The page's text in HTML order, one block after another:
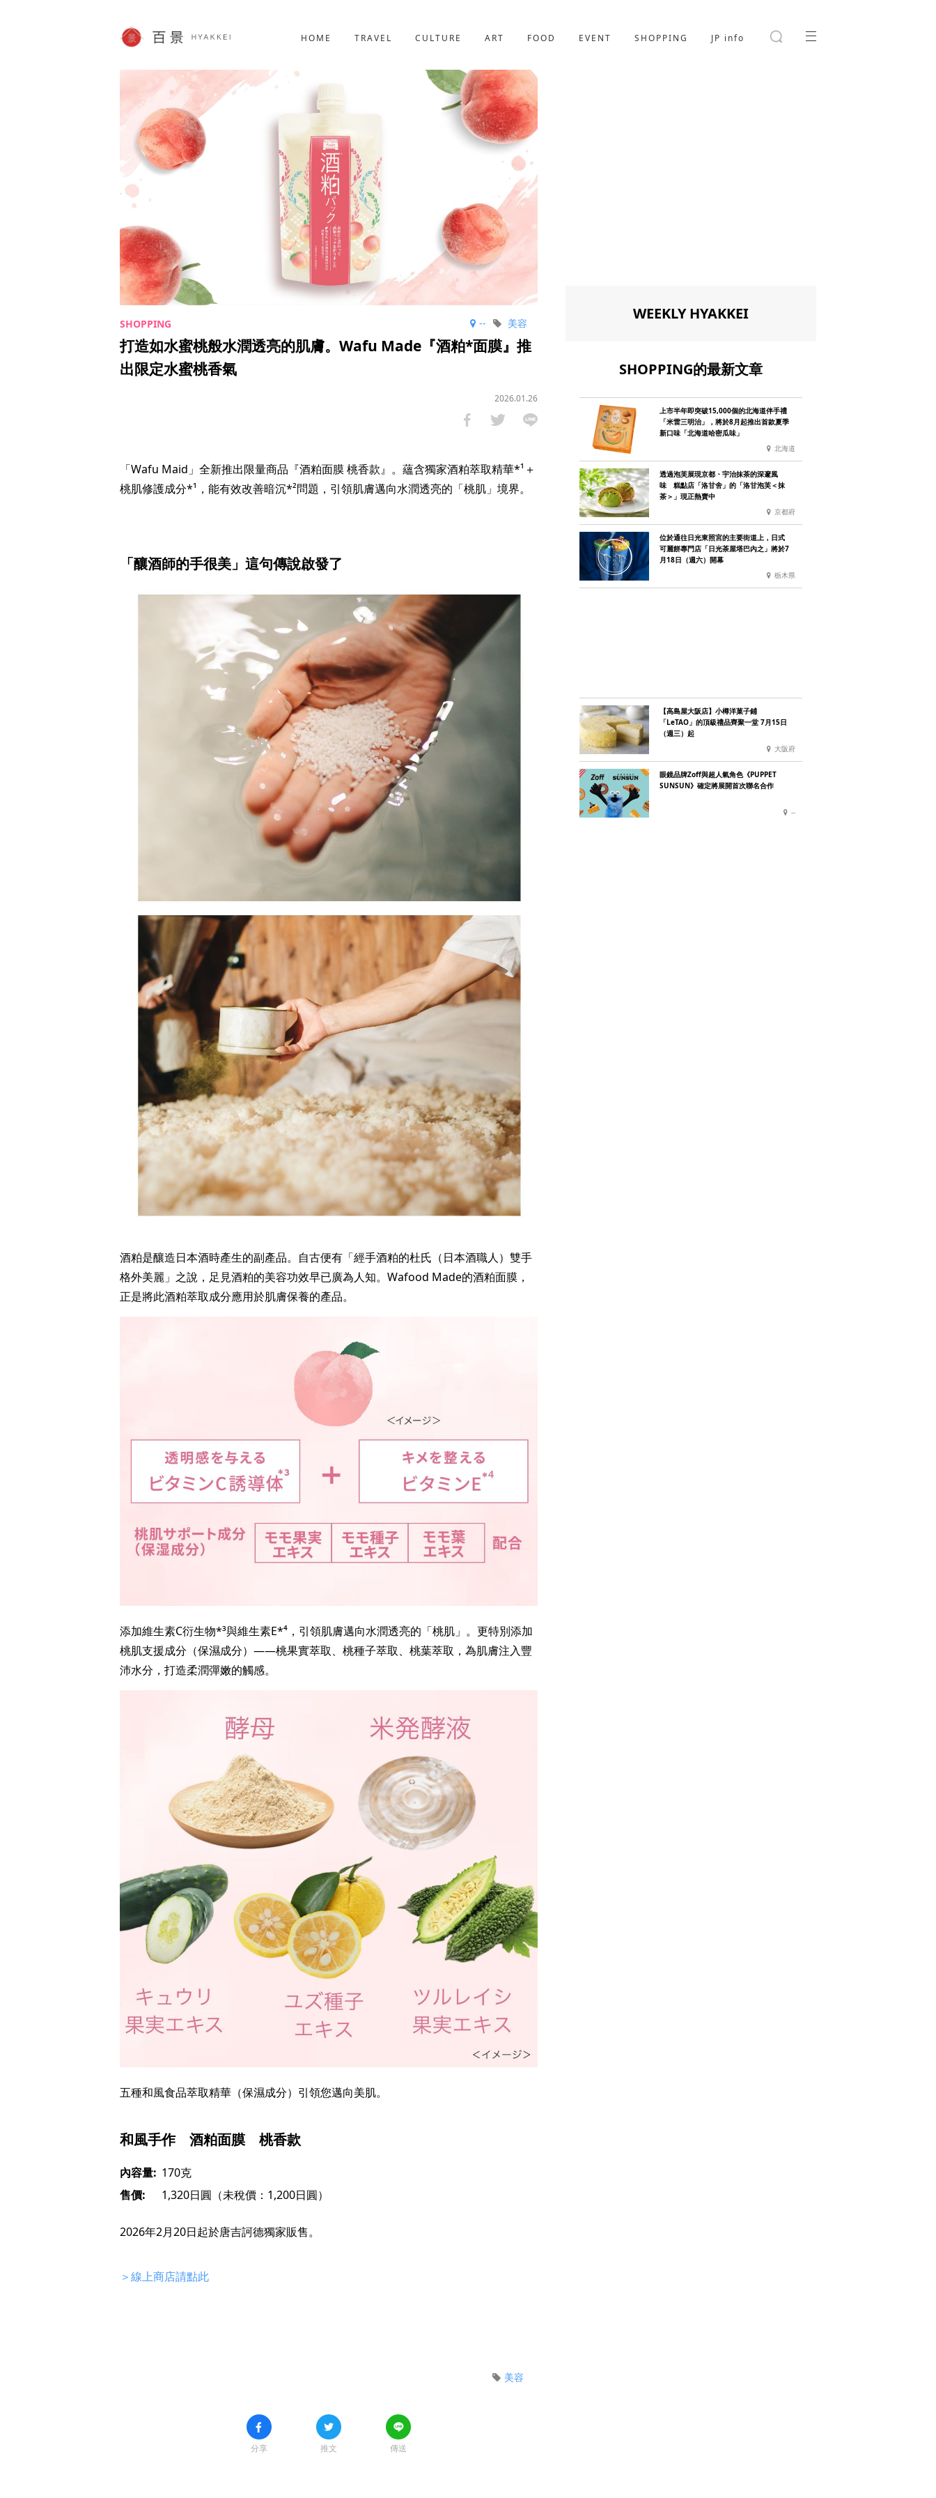
HOME TRAVEL CULTURE ART FOOD EVENT SHOPPING JP info
SHOPPING
JP info
-- 美容
打造如水蜜桃般水潤透亮的肌膚。Wafu Made『酒粕*面膜』推
出限定水蜜桃香氣
2026.01.26
「Wafu Maid」全新推出限量商品『酒粕面膜 桃香款』。蘊含獨家酒粕萃取精華*¹＋
桃肌修護成分*¹，能有效改善暗沉*²問題，引領肌膚邁向水潤透亮的「桃肌」境界。
「釀酒師的手很美」這句傳說啟發了
酒粕是釀造日本酒時產生的副產品。自古便有「經手酒粕的杜氏（日本酒職人）雙手
格外美麗」之說，足見酒粕的美容功效早已廣為人知。Wafood Made的酒粕面膜，
正是將此酒粕萃取成分應用於肌膚保養的產品。
添加維生素C衍生物*³與維生素E*⁴，引領肌膚邁向水潤透亮的「桃肌」。更特別添加
桃肌支援成分（保濕成分）——桃果實萃取、桃種子萃取、桃葉萃取，為肌膚注入豐
沛水分，打造柔潤彈嫩的觸感。
五種和風食品萃取精華（保濕成分）引領您邁向美肌。
和風手作 酒粕面膜 桃香款
內容量: 170克
售價:
1,320日圓（未稅價：1,200日圓）
2026年2月20日起於唐吉訶德獨家販售。
＞線上商店請點此
美容
分享 推文 傳送
WEEKLY HYAKKEI
SHOPPING的最新文章
上市半年即突破15,000個的北海道伴手禮
「米雷三明治」，將於8月起推出首款夏季
新口味「北海道哈密瓜味」
北海道
透過泡芙展現京都・宇治抹茶的深邃風
味 糕點店「洛甘舍」的「洛甘泡芙＜抹
茶＞」現正熱賣中
京都府
位於通往日光東照宮的主要街道上，日式
可麗餅專門店「日光茶屋塔巴內之」將於7
月18日（週六）開幕
栃木県
【高島屋大阪店】小樽洋菓子鋪
「LeTAO」的頂級禮品齊聚一堂 7月15日
（週三）起
大阪府
眼鏡品牌Zoff與超人氣角色《PUPPET
SUNSUN》確定將展開首次聯名合作
--